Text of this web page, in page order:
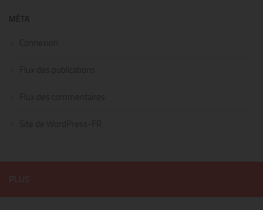
MÉTA
Connexion
Flux des publications
Flux des commentaires
Site de WordPress-FR